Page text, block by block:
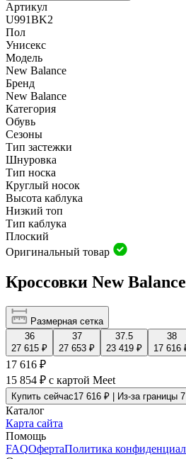
Артикул
U991BK2
Пол
Унисекс
Модель
New Balance
Бренд
New Balance
Категория
Обувь
Сезоны
Тип застежки
Шнуровка
Тип носка
Круглый носок
Высота каблука
Низкий топ
Тип каблука
Плоский
Оригинальный товар
Кроссовки New
Размерная сетка
36
27 615 ₽
37
27 653 ₽
37.5
23 419 ₽
38
17 616
17 616 ₽
15 854 ₽ с картой Meet
Купить сейчас17 616 ₽ | Из-за границы
Каталог
Карта сайта
Помощь
FAQОфертаПолитика